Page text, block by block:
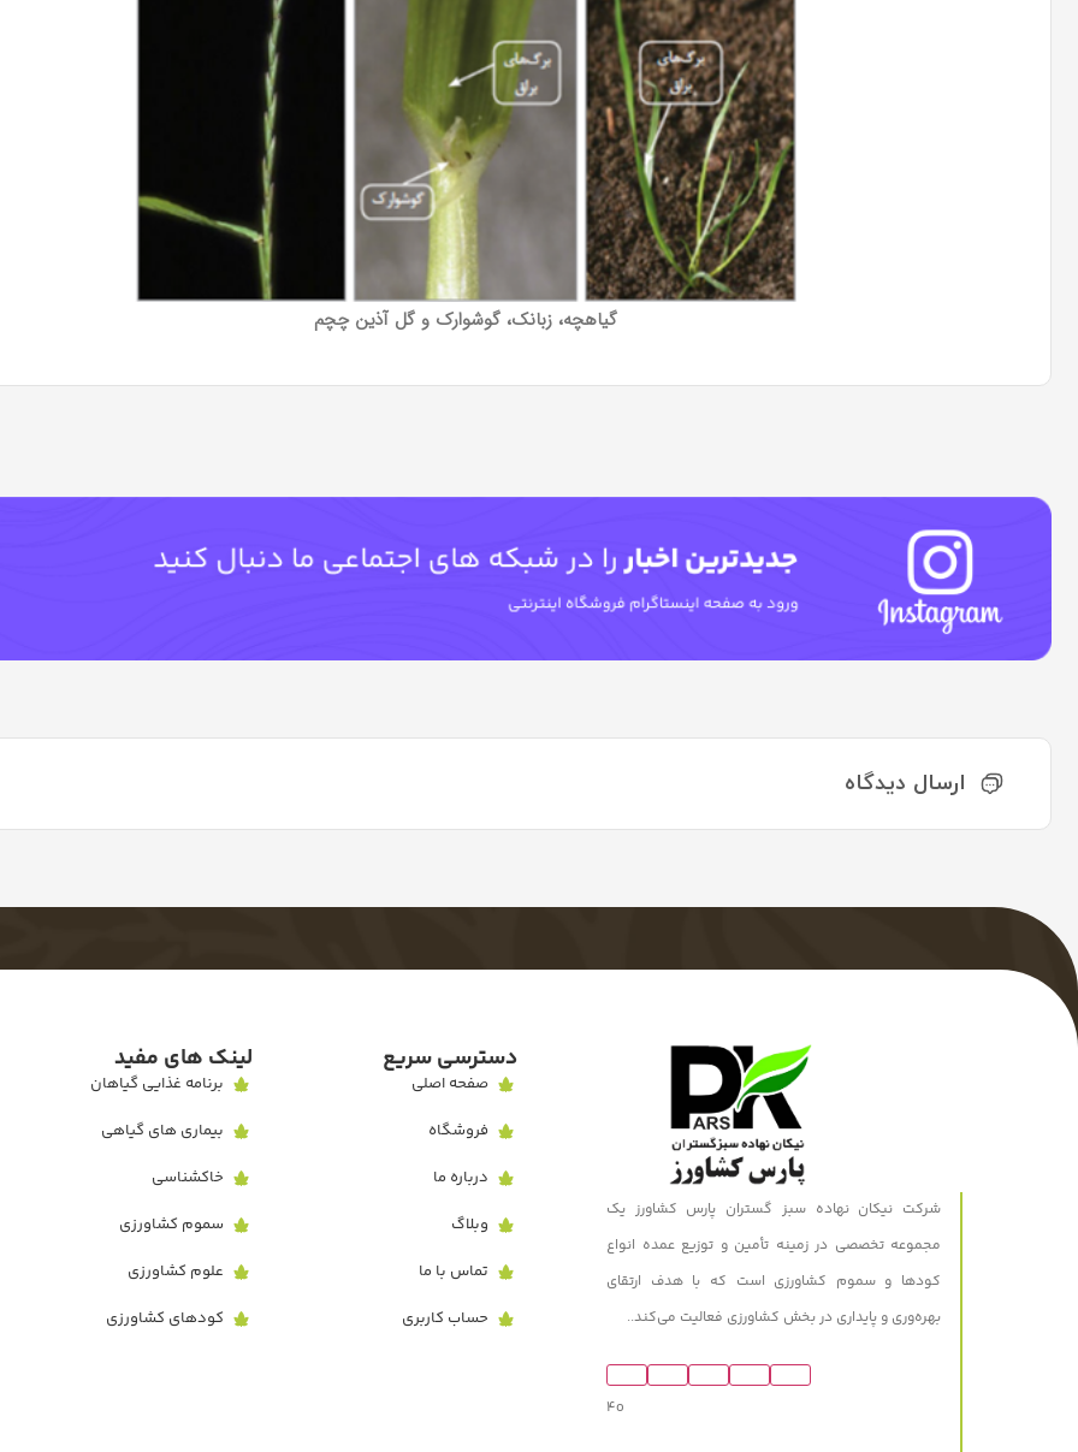
گیاهچه، زبانک، گوشوارک و گل آذین چچم
ارسال دیدگاه
شرکت نیکان نهاده سبز گستران پارس کشاورز یک
مجموعه تخصصی در زمینه تأمین و توزیع عمده انواع
کودها و سموم کشاورزی است که با هدف ارتقای
بهره‌وری و پایداری در بخش کشاورزی فعالیت می‌کند..
4o
دسترسی سریع
صفحه اصلی
فروشگاه
درباره ما
وبلاگ
تماس با ما
حساب کاربری
لینک های مفید
برنامه غذایی گیاهان
بیماری های گیاهی
خاکشناسی
سموم کشاورزی
علوم کشاورزی
کودهای کشاورزی